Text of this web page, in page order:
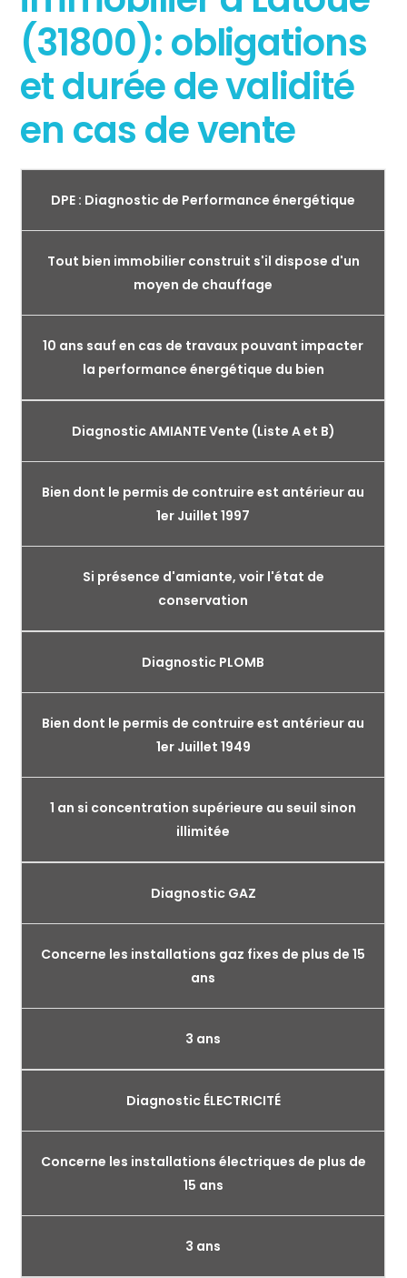
(31800): obligations
et durée de validité
en cas de vente
DPE : Diagnostic de Performance énergétique
Tout bien immobilier construit s'il dispose d'un
moyen de chauffage
10 ans sauf en cas de travaux pouvant impacter
la performance énergétique du bien
Diagnostic AMIANTE Vente (Liste A et B)
Bien dont le permis de contruire est antérieur au
1er Juillet 1997
Si présence d'amiante, voir l'état de
conservation
Diagnostic PLOMB
Bien dont le permis de contruire est antérieur au
1er Juillet 1949
1 an si concentration supérieure au seuil sinon
illimitée
Diagnostic GAZ
Concerne les installations gaz fixes de plus de 15
ans
3 ans
Diagnostic ÉLECTRICITÉ
Concerne les installations électriques de plus de
15 ans
3 ans